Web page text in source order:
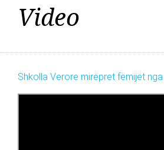
Video
Shkolla Verore mirëpret fëmijët